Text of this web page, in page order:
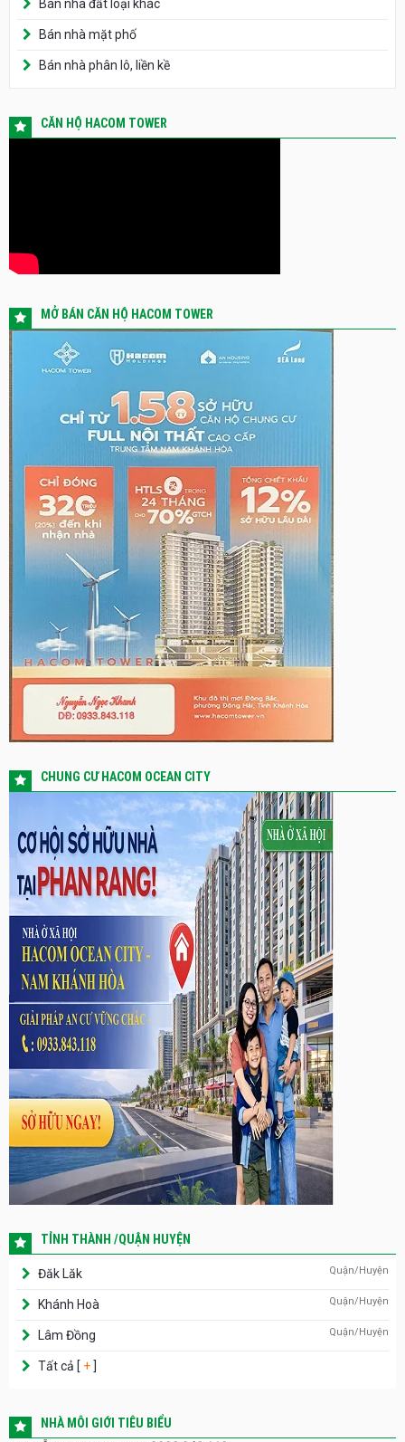
Bán nhà mặt phố
Bán nhà phân lô, liền kề
Đăk Lăk Quận/Huyện
Khánh Hoà Quận/Huyện
Lâm Đồng Quận/Huyện
Tất cả [+]
NGUYỄN NGỌC KHANH